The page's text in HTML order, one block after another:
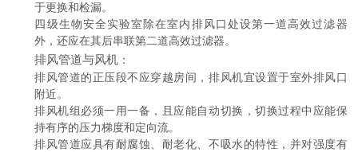
于更换和检漏。
四级生物安全实验室除在室内排风口处设第一道高效过滤器
外，还应在其后串联第二道高效过滤器。
排风管道与风机 ：
排风管道的正压段不应穿越房间，排风机宜设置于室外排风口
附近。
排风机组必须一用一备，且应能自动切换，切换过程中应能保
持有序的压力梯度和定向流。
排风管道应具有耐腐蚀、耐老化、不吸水的特性，并对强度有